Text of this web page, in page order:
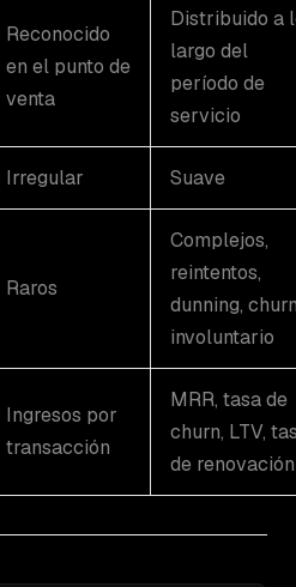
Reconocido
en el punto de
venta
Distribuido a
largo del
período de
servicio
Irregular Suave
Raros
Complejos,
reintentos,
dunning,
involuntario
Ingresos por
transacción
MRR, tasa de
churn, LTV,
de renovación